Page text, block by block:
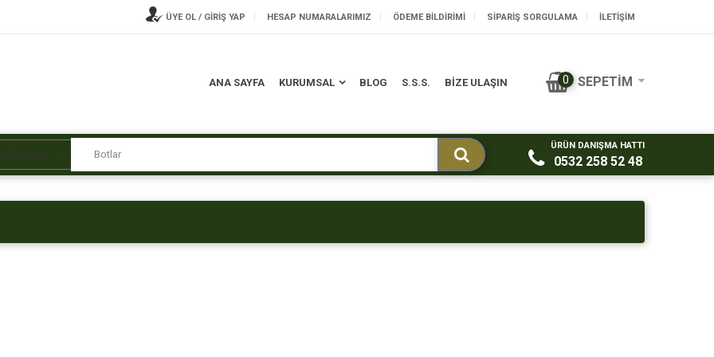
ÜYE OL / GİRİŞ YAP HESAP NUMARALARIMIZ ÖDEME BILDIRIMI SIPARIŞ SORGULAMA İLETİŞİM
ANA SAYFA KURUMSAL BLOG S.S.S. BİZE ULAŞIN 0 SEPETIM
ÜRÜN DANIŞMA HATTI
0532 258 52 48